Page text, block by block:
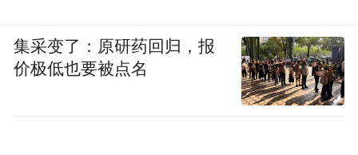
集采变了：原研药回归，报
价极低也要被点名